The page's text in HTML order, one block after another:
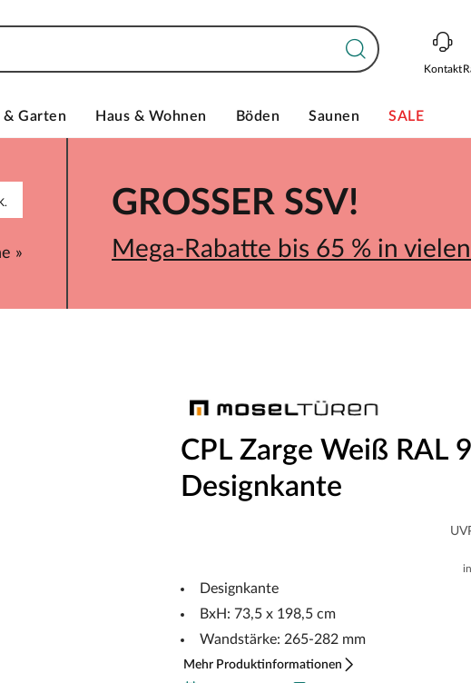
Kontakt
& Garten Haus & Wohnen Böden Saunen SALE
»
GROSSER SSV!
Mega-Rabatte bis 65 % in
CPL Zarge Weiß RAL
Designkante
Designkante
BxH: 73,5 x 198,5 cm
Wandstärke: 265-282 mm
Mehr Produktinformationen